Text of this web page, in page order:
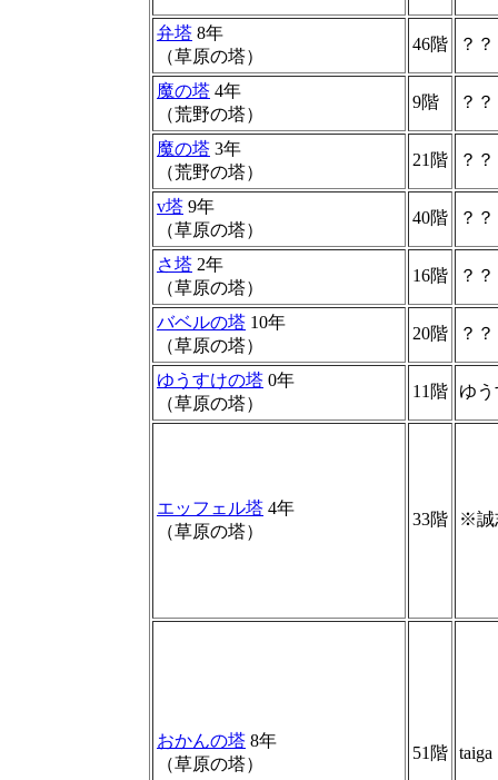
弁塔 8年
（草原の塔）
46階 ？
魔の塔 4年
（荒野の塔）
9階 ？
魔の塔 3年
（荒野の塔）
21階 ？
v塔 9年
（草原の塔）
40階 ？
さ塔 2年
（草原の塔）
16階 ？
バベルの塔 10年
（草原の塔）
20階 ？
ゆうすけの塔 0年
（草原の塔）
11階 ゆ
エッフェル塔 4年
（草原の塔）
33階 ※
おかんの塔 8年
（草原の塔）
51階 taiga